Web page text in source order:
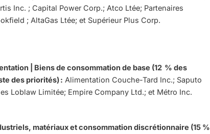
Inc. ; Capital Power Corp.; Atco Ltée; Partenaires
; AltaGas Ltée; et Supérieur Plus Corp.
| Biens de consommation de base (12 % des
des priorités) : Alimentation Couche-Tard Inc.; Saputo
Loblaw Limitée; Empire Company Ltd.; et Métro Inc.
matériaux et consommation discrétionnaire (15 %